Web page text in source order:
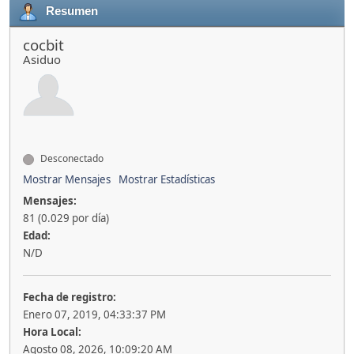
Resumen
cocbit
Asiduo
Desconectado
Mostrar Mensajes
Mostrar Estadísticas
Mensajes:
81 (0.029 por día)
Edad:
N/D
Fecha de registro:
Enero 07, 2019, 04:33:37 PM
Hora Local:
Agosto 08, 2026, 10:09:20 AM